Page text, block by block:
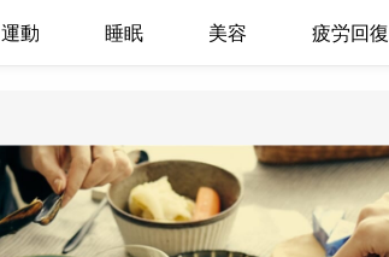
運動 睡眠 美容 疲労回復